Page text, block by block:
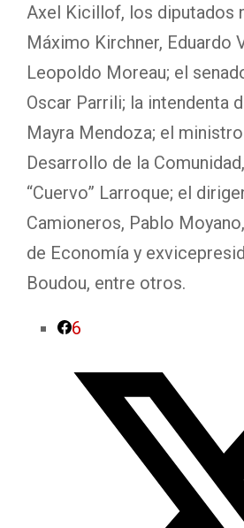
Axel Kicillof, los diputados
Máximo Kirchner, Eduardo
Leopoldo Moreau; el
Oscar Parrili; la intendenta
Mayra Mendoza; el
Desarrollo de la
“Cuervo” Larroque; el
Camioneros, Pablo
de Economía y
Boudou, entre otros.
6